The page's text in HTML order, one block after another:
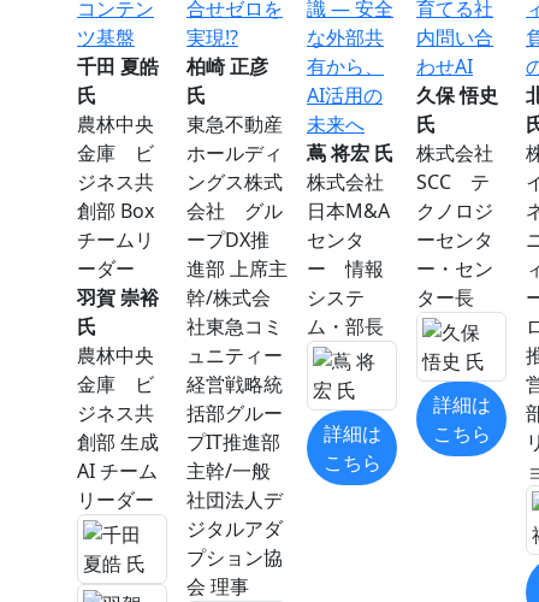
コンテン
ツ基盤
千田 夏皓
氏
農林中央
金庫 ビ
ジネス共
創部 Box
チームリ
ーダー
羽賀 崇裕
氏
農林中央
金庫 ビ
ジネス共
創部 生成
AI チーム
リーダー
合せゼロを
実現!?
柏崎 正彦
氏
東急不動産
ホールディ
ングス株式
会社 グル
ープDX推
進部 上席主
幹/株式会
社東急コミ
ュニティー
経営戦略統
括部グルー
プIT推進部
主幹/一般
社団法人デ
ジタルアダ
プション協
会 理事
識 ― 安全
な外部共
有から、
AI活用の
未来へ
蔦 将宏 氏
株式会社
日本M&A
センタ
ー 情報
システ
ム・部長
詳細は
こちら
育てる社
内問い合
わせAI
久保 悟史
氏
株式会社
SCC テ
クノロジ
ーセンタ
ー・セン
ター⾧
詳細は
こちら